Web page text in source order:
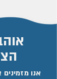
אנו